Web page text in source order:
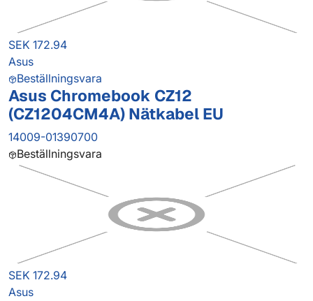
SEK 172.94
Asus
Beställningsvara
Asus Chromebook CZ12
(CZ1204CM4A) Nätkabel EU
14009-01390700
Beställningsvara
SEK 172.94
Asus